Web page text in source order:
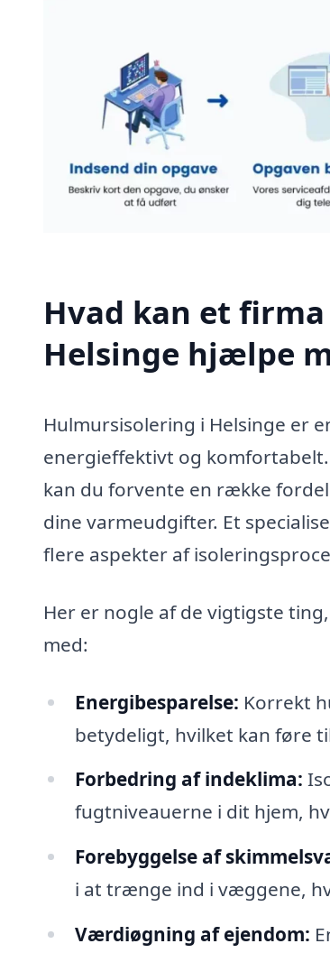
Hvad kan et
Helsinge hjælpe
Hulmursisolering i Helsinge er
energieffektivt og
kan du forvente en række
dine varmeudgifter. Et
flere aspekter af
Her er nogle af de vigtigste
med:
Energibesparelse: Korrekt
betydeligt, hvilket kan føre
Forbedring af indeklima:
fugtniveauerne i dit hjem,
Forebyggelse af
i at trænge ind i væggene,
Værdiøgning af ejendom: